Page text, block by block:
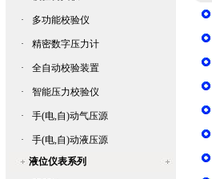
· 多功能校验仪
· 精密数字压力计
· 全自动校验装置
· 智能压力校验仪
· 手(电,自)动气压源
·
手(电,自)动液压源
液位仪表系列